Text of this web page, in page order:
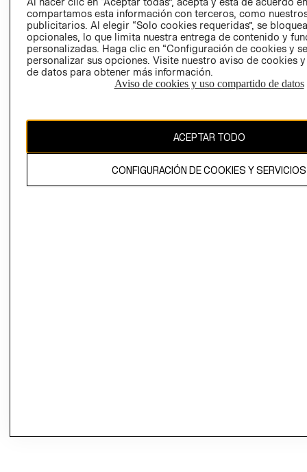
Colombia ($)
CAMBIAR REGIÓN
propiedad de H&M Hennes & Mauritz AB.
compartamos esta información con terceros, como
publicitarios. Al elegir “Solo cookies requeridas”, se
opcionales, lo que limita nuestra entrega de contenido y
personalizadas. Haga clic en “Configuración de cookies y
personalizar sus opciones. Visite nuestro aviso de cookies
de datos para obtener más información.
Aviso de cookies y uso compartido de datos
ACEPTAR TODO
CONFIGURACIÓN DE COOKIES Y SERVICIOS